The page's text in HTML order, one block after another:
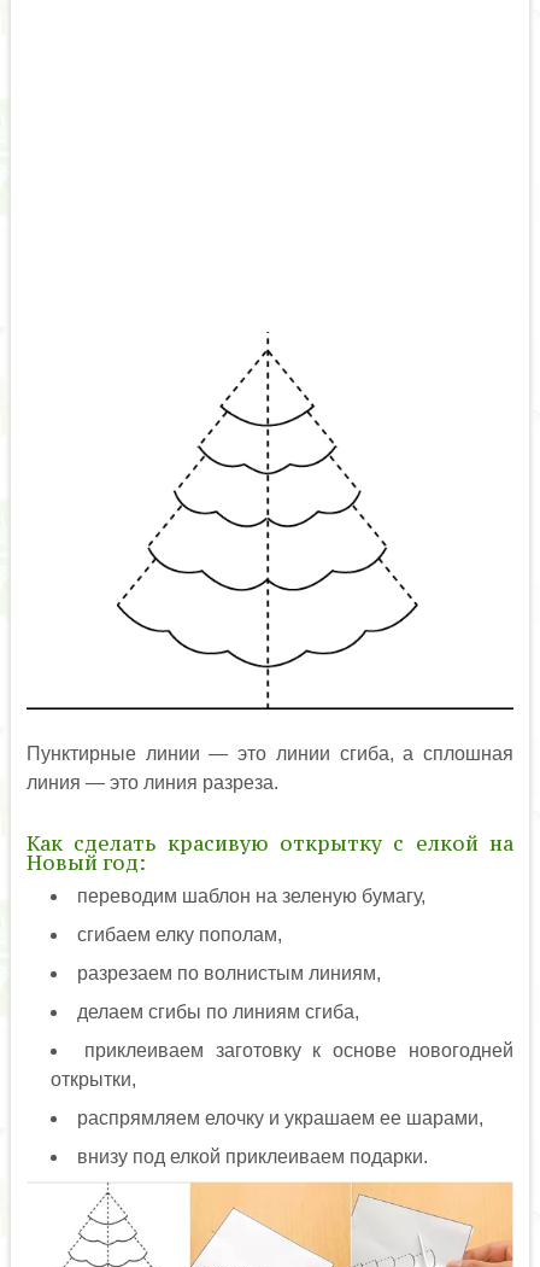
Пунктирные линии — это линии сгиба, а сплошная
линия — это линия разреза.
Как сделать красивую открытку с елкой на
Новый год:
переводим шаблон на зеленую бумагу,
сгибаем елку пополам,
разрезаем по волнистым линиям,
делаем сгибы по линиям сгиба,
приклеиваем заготовку к основе новогодней
открытки,
распрямляем елочку и украшаем ее шарами,
внизу под елкой приклеиваем подарки.